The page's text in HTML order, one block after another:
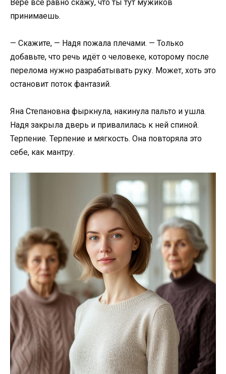
Вере всё равно скажу, что ты тут мужиков
принимаешь.
— Скажите, — Надя пожала плечами. — Только
добавьте, что речь идёт о человеке, которому после
перелома нужно разрабатывать руку. Может, хоть это
остановит поток фантазий.
Яна Степановна фыркнула, накинула пальто и ушла.
Надя закрыла дверь и привалилась к ней спиной.
Терпение. Терпение и мягкость. Она повторяла это
себе, как мантру.